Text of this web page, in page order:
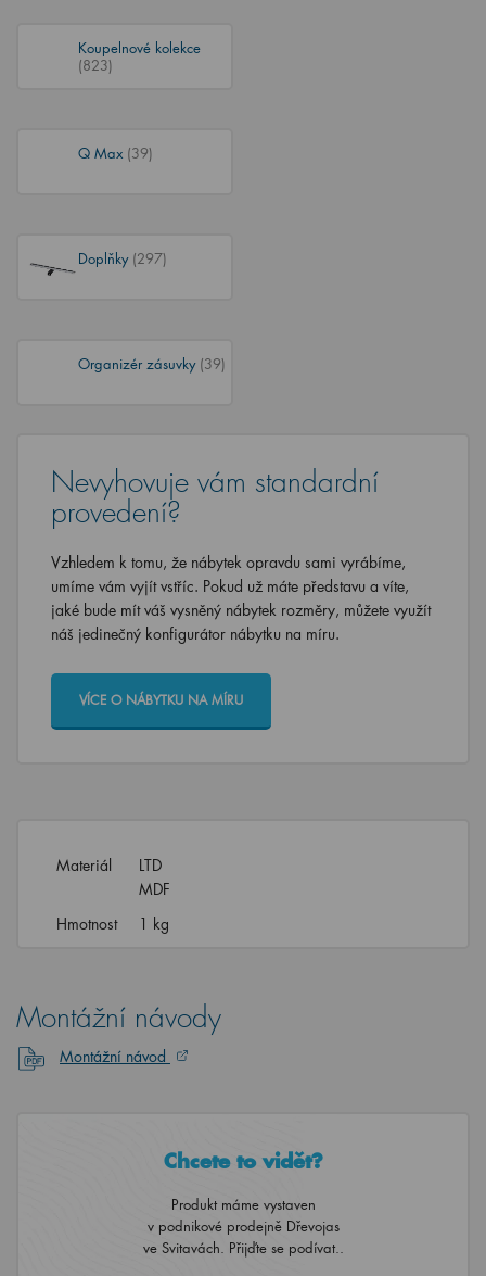
Koupelnové kolekce
(823)
Q Max (39)
Doplňky (297)
Organizér zásuvky (39)
Nevyhovuje vám standardní
provedení?
Vzhledem k tomu, že nábytek opravdu sami vyrábíme,
umíme vám vyjít vstříc. Pokud už máte představu a víte,
jaké bude mít váš vysněný nábytek rozměry, můžete využít
náš jedinečný konfigurátor nábytku na míru.
VÍCE O NÁBYTKU NA MÍRU
Materiál
LTD
MDF
Hmotnost
1 kg
Montážní návody
Montážní návod
Chcete to vidět?
Produkt máme vystaven
v podnikové prodejně Dřevojas
ve Svitavách. Přijďte se podívat..